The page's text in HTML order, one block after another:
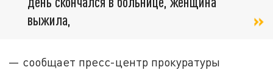
выжила,
— сообщает пресс-центр прокуратуры